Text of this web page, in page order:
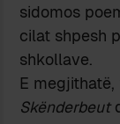
sidomos
cilat shpesh
shkollave.
E
Skënderbeut